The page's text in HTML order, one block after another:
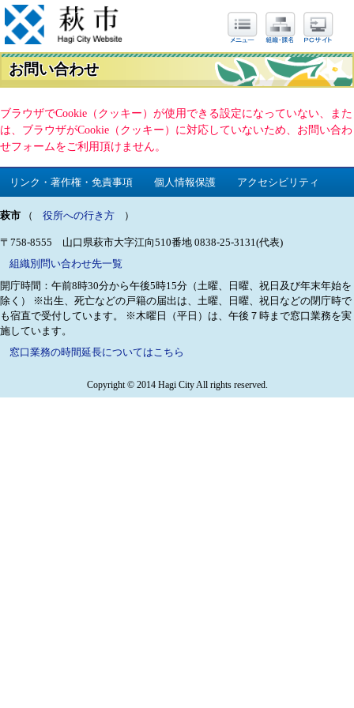
お問い合わせ
ブラウザでCookie（クッキー）が使用できる設定になっていない、また
は、ブラウザがCookie（クッキー）に対応していないため、お問い合わ
せフォームをご利用頂けません。
リンク・著作権・免責事項 個人情報保護 アクセシビリティ
萩市 （ 役所への行き方 ）
〒758-8555 山口県萩市大字江向510番地 0838-25-3131(代表)
組織別問い合わせ先一覧
開庁時間：午前8時30分から午後5時15分（土曜、日曜、祝日及び年末年始を
除く）
※出生、死亡などの戸籍の届出は、土曜、日曜、祝日などの閉庁時で
も宿直で受付しています。
※木曜日（平日）は、午後７時まで窓口業務を実
施しています。
窓口業務の時間延長についてはこちら
Copyright © 2014 Hagi City All rights reserved.